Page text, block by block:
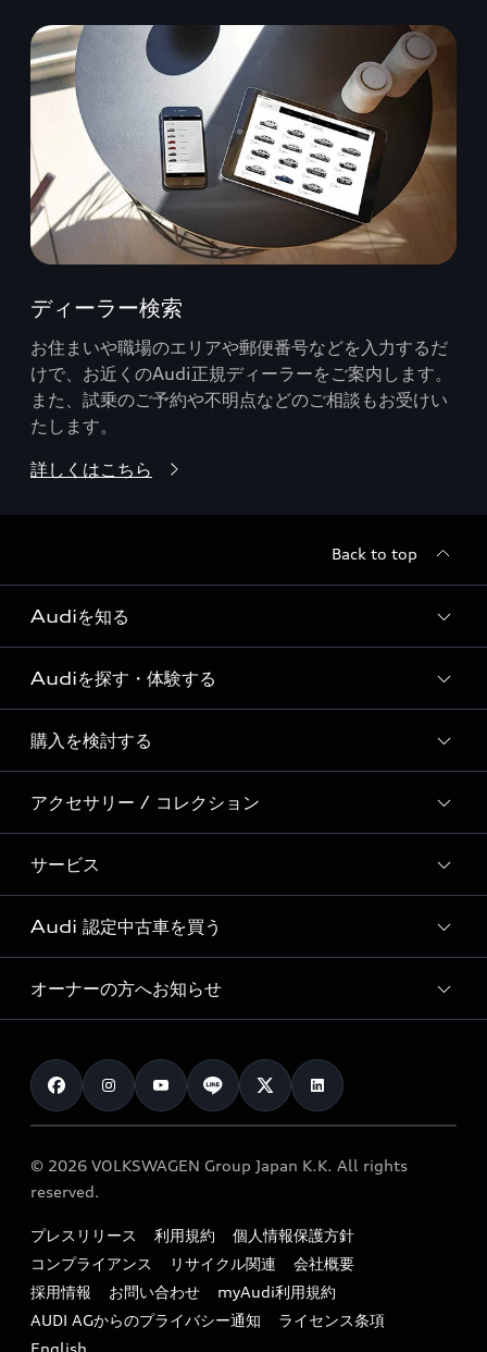
ディーラー検索
お住まいや職場のエリアや郵便番号などを入力するだ
けで、お近くのAudi正規ディーラーをご案内します。
また、試乗のご予約や不明点などのご相談もお受けい
たします。
詳しくはこちら
Back to top
Audiを知る
Audi ブランド
Story of Progress
Audi Sport
Formula 1®
デジタルサービス
Audiを探す・体験する
ディーラー検索
新車在庫検索
試乗車・展示車検索
見積り依頼
試乗予約
購入を検討する
モデル一覧
特別仕様モデル / 限定モデル
e-tronラインアップ
価格シミュレーション
車両比較
カタログ一覧
アクセサリー / コレクション
純正アクセサリー
オンラインショップ
Audi collection
アウディナビアプリ
サービス
サービス入庫予約
サービスプログラム
メンテナンス
車検 / 定期点検
e-tronアフターサポート
myAudi
Audi 認定中古車を買う
Audi認定中古車
クオリティ
保証
メンテナンス
ファイナンス
キャンペーン / イベント
買取査定
オーナーの方へお知らせ
お知らせ
オーナー様向けキャンペーン
特定整備適用車一覧
リサイクル法
よくある質問（FAQ）
© 2026 VOLKSWAGEN Group Japan K.K. All rights
reserved.
プレスリリース 利用規約
個人情報保護方針
コンプライアンス
リサイクル関連
会社概要
採用情報
お問い合わせ
myAudi利用規約
AUDI AGからのプライバシー通知
ライセンス条項
English